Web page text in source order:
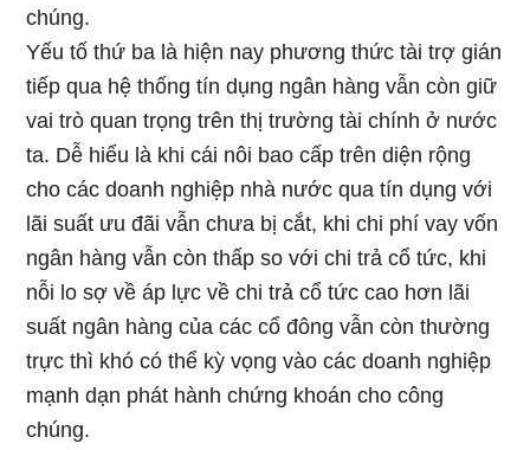
chúng.
Yếu tố thứ ba là hiện nay phương thức tài trợ gián
tiếp qua hệ thống tín dụng ngân hàng vẫn còn giữ
vai trò quan trọng trên thị trường tài chính ở nước
ta. Dễ hiểu là khi cái nôi bao cấp trên diện rộng
cho các doanh nghiệp nhà nước qua tín dụng với
lãi suất ưu đãi vẫn chưa bị cắt, khi chi phí vay vốn
ngân hàng vẫn còn thấp so với chi trả cổ tức, khi
nỗi lo sợ về áp lực về chi trả cổ tức cao hơn lãi
suất ngân hàng của các cổ đông vẫn còn thường
trực thì khó có thể kỳ vọng vào các doanh nghiệp
mạnh dạn phát hành chứng khoán cho công
chúng.